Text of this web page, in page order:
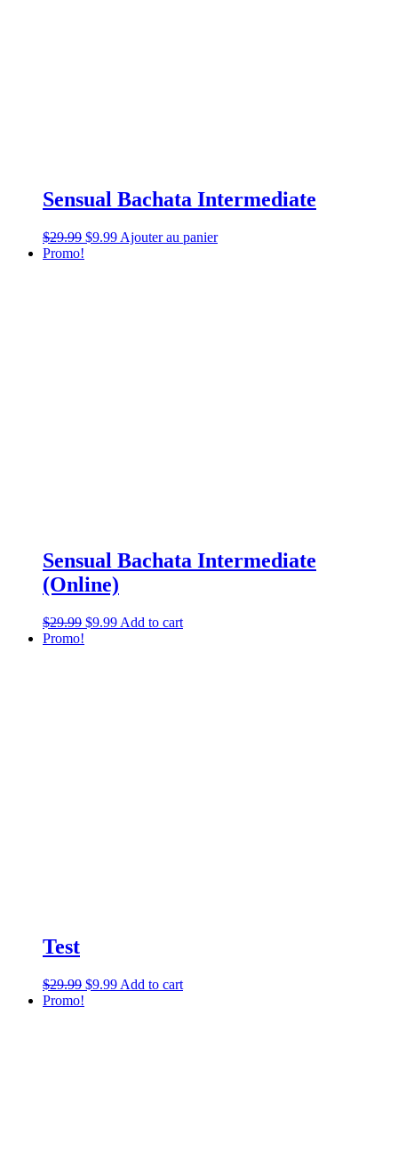
Sensual Bachata Intermediate
$29.99 $9.99 Ajouter au panier
Promo!
Sensual Bachata Intermediate
(Online)
$29.99 $9.99 Add to cart
Promo!
Test
$29.99 $9.99 Add to cart
Promo!